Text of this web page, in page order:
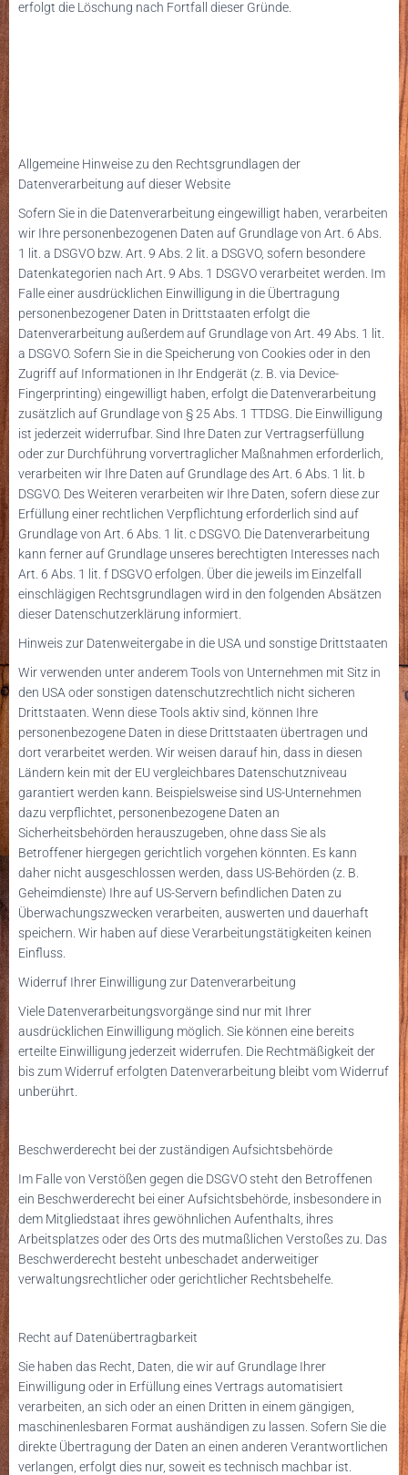
erfolgt die Löschung nach Fortfall dieser Gründe.
Allgemeine Hinweise zu den Rechtsgrundlagen der
Datenverarbeitung auf dieser Website
Sofern Sie in die Datenverarbeitung eingewilligt haben, verarbeiten
wir Ihre personenbezogenen Daten auf Grundlage von Art. 6 Abs.
1 lit. a DSGVO bzw. Art. 9 Abs. 2 lit. a DSGVO, sofern besondere
Datenkategorien nach Art. 9 Abs. 1 DSGVO verarbeitet werden. Im
Falle einer ausdrücklichen Einwilligung in die Übertragung
personenbezogener Daten in Drittstaaten erfolgt die
Datenverarbeitung außerdem auf Grundlage von Art. 49 Abs. 1 lit.
a DSGVO. Sofern Sie in die Speicherung von Cookies oder in den
Zugriff auf Informationen in Ihr Endgerät (z. B. via Device-
Fingerprinting) eingewilligt haben, erfolgt die Datenverarbeitung
zusätzlich auf Grundlage von § 25 Abs. 1 TTDSG. Die Einwilligung
ist jederzeit widerrufbar. Sind Ihre Daten zur Vertragserfüllung
oder zur Durchführung vorvertraglicher Maßnahmen erforderlich,
verarbeiten wir Ihre Daten auf Grundlage des Art. 6 Abs. 1 lit. b
DSGVO. Des Weiteren verarbeiten wir Ihre Daten, sofern diese zur
Erfüllung einer rechtlichen Verpflichtung erforderlich sind auf
Grundlage von Art. 6 Abs. 1 lit. c DSGVO. Die Datenverarbeitung
kann ferner auf Grundlage unseres berechtigten Interesses nach
Art. 6 Abs. 1 lit. f DSGVO erfolgen. Über die jeweils im Einzelfall
einschlägigen Rechtsgrundlagen wird in den folgenden Absätzen
dieser Datenschutzerklärung informiert.
Hinweis zur Datenweitergabe in die USA und sonstige Drittstaaten
Wir verwenden unter anderem Tools von Unternehmen mit Sitz in
den USA oder sonstigen datenschutzrechtlich nicht sicheren
Drittstaaten. Wenn diese Tools aktiv sind, können Ihre
personenbezogene Daten in diese Drittstaaten übertragen und
dort verarbeitet werden. Wir weisen darauf hin, dass in diesen
Ländern kein mit der EU vergleichbares Datenschutzniveau
garantiert werden kann. Beispielsweise sind US-Unternehmen
dazu verpflichtet, personenbezogene Daten an
Sicherheitsbehörden herauszugeben, ohne dass Sie als
Betroffener hiergegen gerichtlich vorgehen könnten. Es kann
daher nicht ausgeschlossen werden, dass US-Behörden (z. B.
Geheimdienste) Ihre auf US-Servern befindlichen Daten zu
Überwachungszwecken verarbeiten, auswerten und dauerhaft
speichern. Wir haben auf diese Verarbeitungstätigkeiten keinen
Einfluss.
Widerruf Ihrer Einwilligung zur Datenverarbeitung
Viele Datenverarbeitungsvorgänge sind nur mit Ihrer
ausdrücklichen Einwilligung möglich. Sie können eine bereits
erteilte Einwilligung jederzeit widerrufen. Die Rechtmäßigkeit der
bis zum Widerruf erfolgten Datenverarbeitung bleibt vom Widerruf
unberührt.
Beschwerderecht bei der zuständigen Aufsichtsbehörde
Im Falle von Verstößen gegen die DSGVO steht den Betroffenen
ein Beschwerderecht bei einer Aufsichtsbehörde, insbesondere in
dem Mitgliedstaat ihres gewöhnlichen Aufenthalts, ihres
Arbeitsplatzes oder des Orts des mutmaßlichen Verstoßes zu. Das
Beschwerderecht besteht unbeschadet anderweitiger
verwaltungsrechtlicher oder gerichtlicher Rechtsbehelfe.
Recht auf Datenübertragbarkeit
Sie haben das Recht, Daten, die wir auf Grundlage Ihrer
Einwilligung oder in Erfüllung eines Vertrags automatisiert
verarbeiten, an sich oder an einen Dritten in einem gängigen,
maschinenlesbaren Format aushändigen zu lassen. Sofern Sie die
direkte Übertragung der Daten an einen anderen Verantwortlichen
verlangen, erfolgt dies nur, soweit es technisch machbar ist.